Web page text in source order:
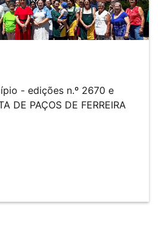
- edições n.º 2670 e
DE PAÇOS DE FERREIRA